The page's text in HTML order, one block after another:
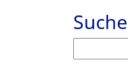
Suche
nach: